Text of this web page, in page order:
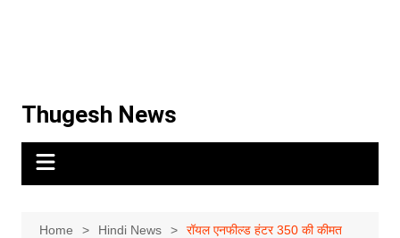
Thugesh News
Home Hindi News रॉयल एनफील्ड हंटर 350 की कीमत